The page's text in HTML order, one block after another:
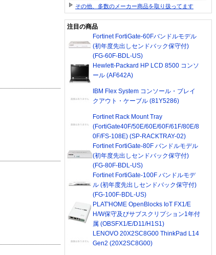
その他、多数のメーカー商品を取り扱ってます
注目の商品
Fortinet FortiGate-60Fバンドルモデル
(初年度先出しセンドバック保守付)
(FG-60F-BDL-US)
Hewlett-Packard HP LCD 8500 コンソ
ール (AF642A)
IBM Flex System コンソール・ブレイ
クアウト・ケーブル (81Y5286)
Fortinet Rack Mount Tray
(FortiGate40F/50E/60E/60F/61F/80E/8
0F/FS-108E) (SP-RACKTRAY-02)
Fortinet FortiGate-80F バンドルモデル
(初年度先出しセンドバック保守付)
(FG-80F-BDL-US)
Fortinet FortiGate-100F バンドルモデ
ル (初年度先出しセンドバック保守付)
(FG-100F-BDL-US)
PLAT'HOME OpenBlocks IoT FX1/E
H/W保守及びサブスクリプション1年付
属 (OBSFX1/E/D11/H1S1)
LENOVO 20X2SC8G00 ThinkPad L14
Gen2 (20X2SC8G00)